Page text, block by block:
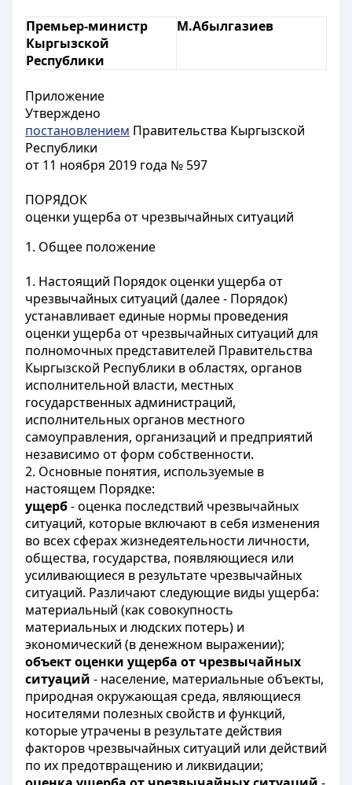
Премьер-министр
Кыргызской
Республики
М.Абылгазиев
Приложение
Утверждено
постановлением Правительства Кыргызской
Республики
от 11 ноября 2019 года № 597
ПОРЯДОК
оценки ущерба от чрезвычайных ситуаций
1. Общее положение
1. Настоящий Порядок оценки ущерба от
чрезвычайных ситуаций (далее - Порядок)
устанавливает единые нормы проведения
оценки ущерба от чрезвычайных ситуаций для
полномочных представителей Правительства
Кыргызской Республики в областях, органов
исполнительной власти, местных
государственных администраций,
исполнительных органов местного
самоуправления, организаций и предприятий
независимо от форм собственности.
2. Основные понятия, используемые в
настоящем Порядке:
ущерб- оценка последствий чрезвычайных
ситуаций, которые включают в себя изменения
во всех сферах жизнедеятельности личности,
общества, государства, появляющиеся или
усиливающиеся в результате чрезвычайных
ситуаций. Различают следующие виды ущерба:
материальный (как совокупность
материальных и людских потерь) и
экономический (в денежном выражении);
объект оценки ущерба от чрезвычайных
ситуаций - население, материальные объекты,
природная окружающая среда, являющиеся
носителями полезных свойств и функций,
которые утрачены в результате действия
факторов чрезвычайных ситуаций или действий
по их предотвращению и ликвидации;